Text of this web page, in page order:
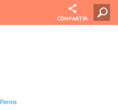
COMPARTIR
Perros